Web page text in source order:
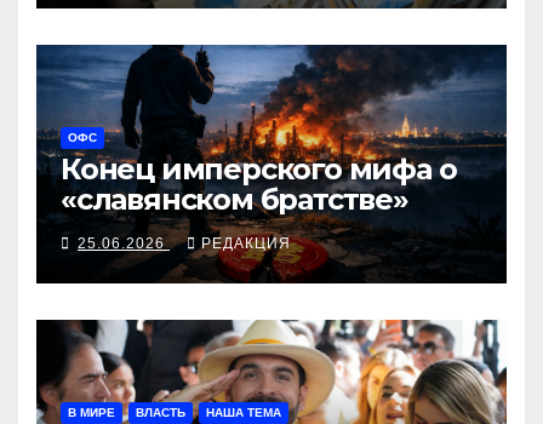
ОФС
Конец имперского мифа о
«славянском братстве»
25.06.2026 РЕДАКЦИЯ
В МИРЕ ВЛАСТЬ НАША ТЕМА